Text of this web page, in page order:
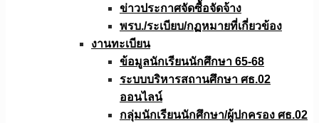
ข่าวประกาศจัดซื้อจัดจ้าง
พรบ./ระเบียบ/กฏหมายที่เกี่ยวข้อง
งานทะเบียน
ข้อมูลนักเรียนนักศึกษา 65-68
ระบบบริหารสถานศึกษา ศธ.02
ออนไลน์
กลุ่มนักเรียนนักศึกษา/ผู้ปกครอง ศธ.02